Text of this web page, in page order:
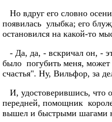
Но вдруг его словно
появилась улыбка; его
остановился на какой-то
- Да, да, - вскричал он, -
было погубить меня, может
счастья". Ну, Вильфор, за
И, удостоверившись, что
передней, помощник
вышел и быстрыми шагами